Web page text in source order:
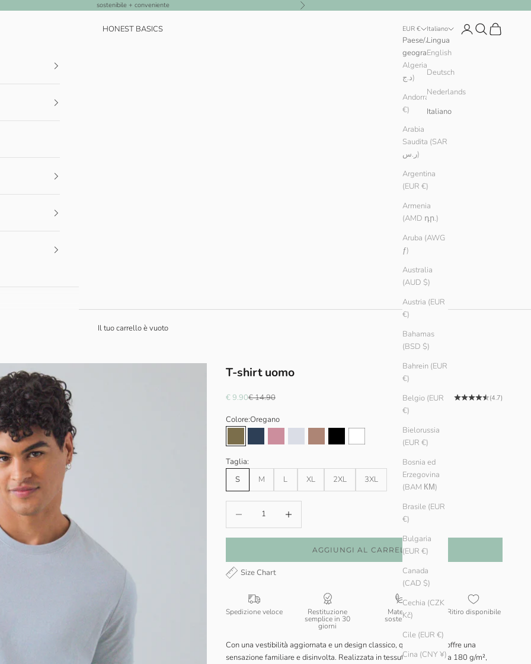
sostenibile + conveniente Successivo
HONEST BASICS EUR €
Paese/Area
geografica
Algeria (DZD
د.ج)
Andorra (EUR
€)
Arabia
Saudita (SAR
ر.س)
Argentina
(EUR €)
Armenia
(AMD դր.)
Aruba (AWG
ƒ)
Australia
(AUD $)
Austria (EUR
€)
Bahamas
(BSD $)
Bahrein (EUR
€)
Belgio (EUR
€)
Bielorussia
(EUR €)
Bosnia ed
Erzegovina
(BAM КМ)
Brasile (EUR
€)
Bulgaria
(EUR €)
Canada
(CAD $)
Cechia (CZK
Kč)
Cile (EUR €)
Cina (CNY ¥)
Italiano
Lingua
English
Deutsch
Nederlands
Italiano
LoginCercaCarrello
Il tuo carrello è vuoto
T-shirt uomo
Prezzo scontato
€ 9.90Prezzo
€ 14.90 (4.7)
Colore:Oregano
BlackWhite
Taglia:
S
M L XL 2XL 3XL
AGGIUNGI AL CARRELLO
Size Chart
Spedizione veloce Restituzione
semplice in 30
giorni
Materiali
sostenibili
Ritiro disponibile
Con una vestibilità aggiornata e un design classico, questa T-shirt offre una
sensazione familiare e disinvolta. Realizzata in tessuto prelavato da 180 g/m²,